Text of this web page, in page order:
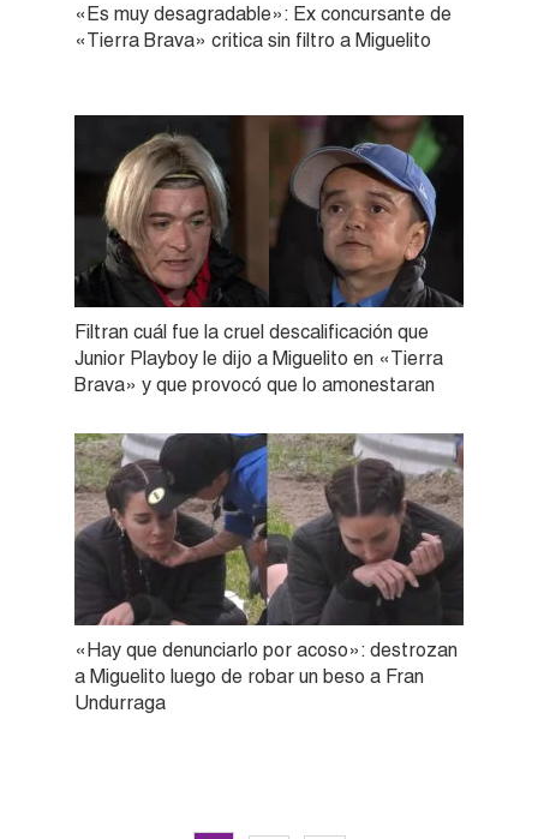
«Es muy desagradable»: Ex concursante de
«Tierra Brava» critica sin filtro a Miguelito
Filtran cuál fue la cruel descalificación que
Junior Playboy le dijo a Miguelito en «Tierra
Brava» y que provocó que lo amonestaran
«Hay que denunciarlo por acoso»: destrozan
a Miguelito luego de robar un beso a Fran
Undurraga